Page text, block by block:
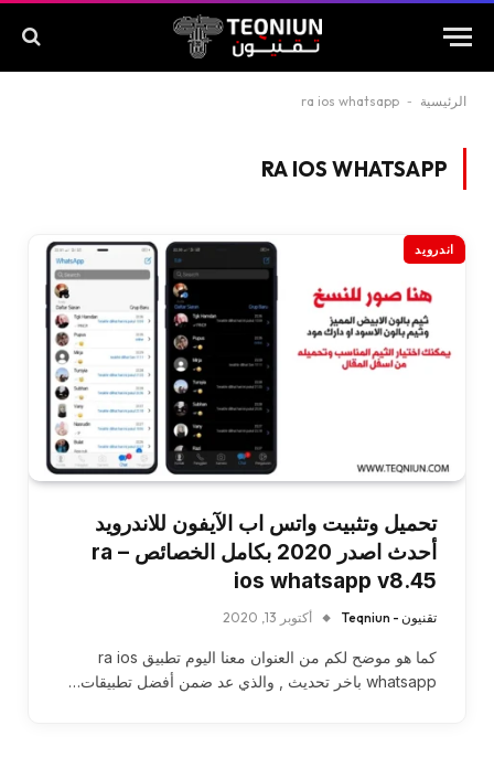
الرئيسية -
ra ios whatsapp
RA IOS WHATSAPP
اندرويد
تحميل وتثبيت واتس اب الآيفون للاندرويد
أحدث اصدر 2020 بكامل الخصائص – ra
ios whatsapp v8.45
تقنيون - Teqniun أكتوبر 13, 2020
كما هو موضح لكم من العنوان معنا اليوم تطبيق ra ios
whatsapp باخر تحديث , والذي عد ضمن أفضل تطبيقات…